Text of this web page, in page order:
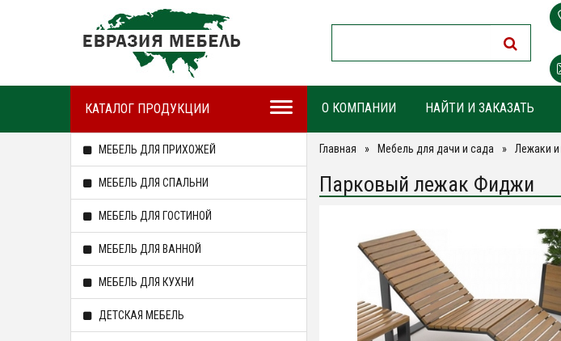
КАТАЛОГ ПРОДУКЦИИ О КОМПАНИИ НАЙТИ И ЗАКАЗАТЬ
МЕБЕЛЬ ДЛЯ ПРИХОЖЕЙ
МЕБЕЛЬ ДЛЯ СПАЛЬНИ
МЕБЕЛЬ ДЛЯ ГОСТИНОЙ
МЕБЕЛЬ ДЛЯ ВАННОЙ
МЕБЕЛЬ ДЛЯ КУХНИ
ДЕТСКАЯ МЕБЕЛЬ
Главная Мебель для дачи и сада Лежаки и
Парковый лежак Фиджи